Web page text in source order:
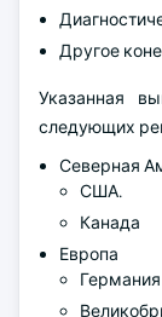
Другое
Указанная
следующих
Северная
США.
Канада
Европа
Германия